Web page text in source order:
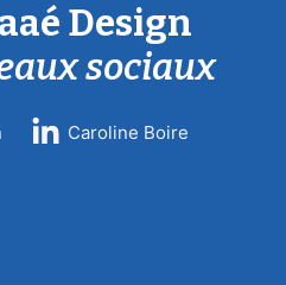
Design
sociaux
Caroline Boire